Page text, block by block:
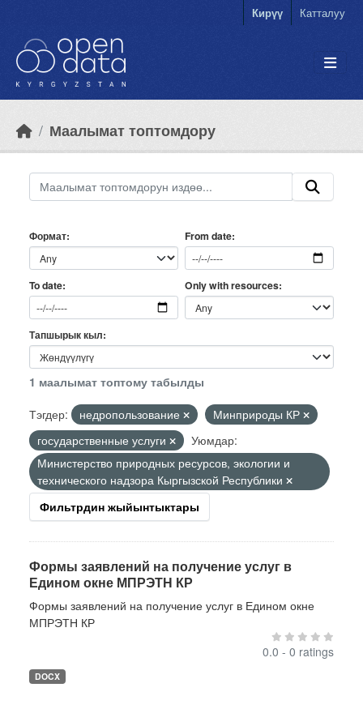
Кирүү Катталуу
Маалымат топтомдору
Формат From date
To date Only with resources
Тапшырык кыл
1 маалымат топтому табылды
Тэгдер:
недропользование
Минприроды КР
государственные услуги
Уюмдар:
Министерство природных ресурсов, экологии и
технического надзора Кыргызской Республики
Фильтрдин жыйынтыктары
Формы заявлений на получение услуг в
Едином окне МПРЭТН КР
Формы заявлений на получение услуг в Едином окне
МПРЭТН КР
0.0 - 0 ratings
DOCX